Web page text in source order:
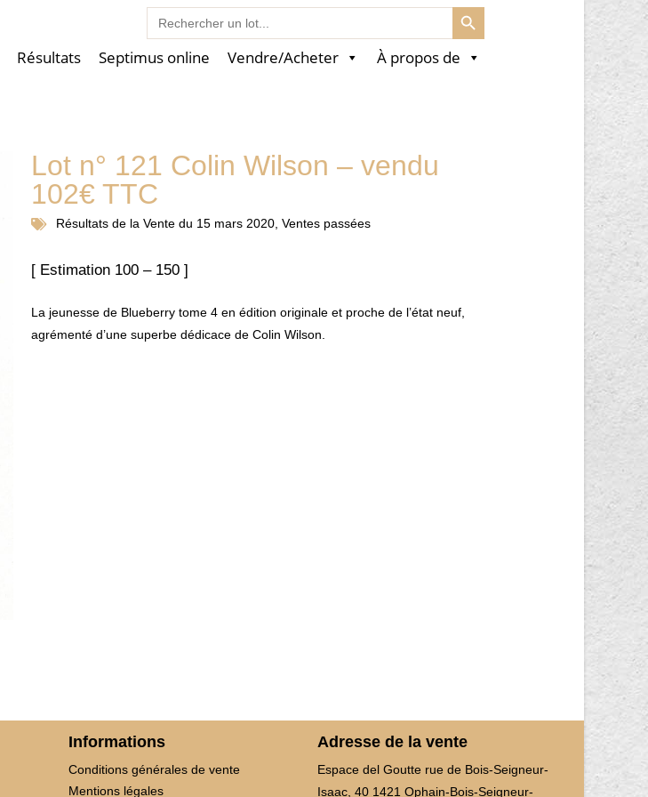
Search
for:
SEARCH BUTTON
Résultats Septimus online Vendre/Acheter À propos de
Lot n° 121 Colin Wilson – vendu
102€ TTC
Résultats de la Vente du 15 mars 2020, Ventes passées
[ Estimation 100 – 150 ]
La jeunesse de Blueberry tome 4 en édition originale et proche de l’état neuf,
agrémenté d’une superbe dédicace de Colin Wilson.
Informations
Conditions générales de vente
Mentions légales
Adresse de la vente
Espace del Goutte rue de Bois-Seigneur-
Isaac, 40 1421 Ophain-Bois-Seigneur-